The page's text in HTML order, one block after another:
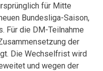
für Mitte
Bundesliga-Saison,
Für die DM-Teilnahme
der
Die Wechselfrist wird
und wegen der